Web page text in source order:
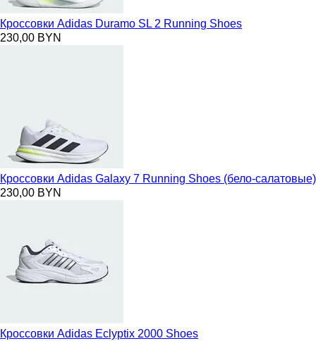
Кроссовки Adidas Duramo SL 2 Running Shoes
230,00 BYN
Кроссовки Adidas Galaxy 7 Running Shoes (бело-салатовые)
230,00 BYN
Кроссовки Adidas Eclyptix 2000 Shoes